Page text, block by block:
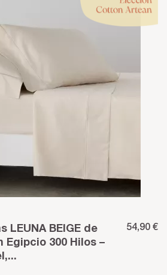
LEUNA BEIGE de
Egipcio 300 Hilos –
54,90 €